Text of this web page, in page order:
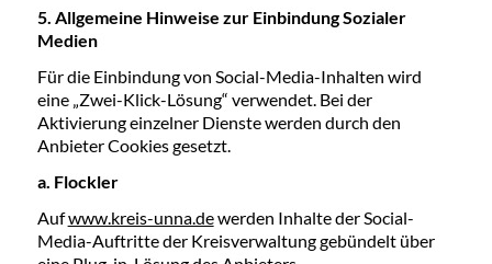
5. Allgemeine Hinweise zur Einbindung Sozialer
Medien
Für die Einbindung von Social-Media-Inhalten wird
eine „Zwei-Klick-Lösung“ verwendet. Bei der
Aktivierung einzelner Dienste werden durch den
Anbieter Cookies gesetzt.
a. Flockler
Aufwww.kreis-unna.dewerden Inhalte der Social-
Media-Auftritte der Kreisverwaltung gebündelt über